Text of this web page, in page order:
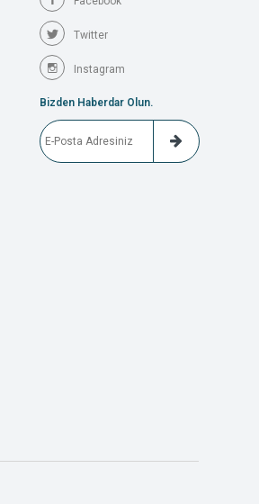
Twitter
Instagram
Bizden Haberdar Olun.